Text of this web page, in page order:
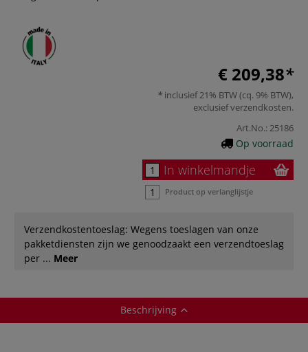
€ 209,38
inclusief 21% BTW (cq. 9% BTW),
exclusiefverzendkosten.
Art.No.:25186
Op voorraad
In winkelmandje
Product op verlanglijstje
Verzendkostentoeslag: Wegens toeslagen van onze
pakketdiensten zijn we genoodzaakt een verzendtoeslag
per ... Meer
Beschrijving